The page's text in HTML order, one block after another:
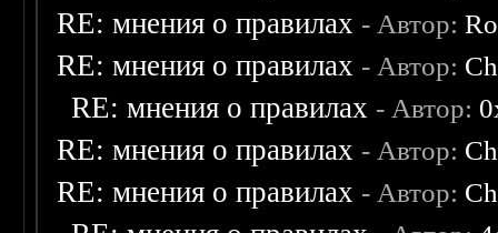
RE: мнения о правилах - Автор:
RE: мнения о правилах - Автор:
RE: мнения о правилах - Автор:
RE: мнения о правилах - Автор:
RE: мнения о правилах - Автор: